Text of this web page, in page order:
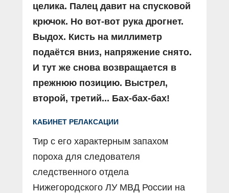
целика. Палец давит на cпусковой
крючок. Но вот-вот рука дрогнет.
Выдох. Кисть на миллиметр
подаётся вниз, напряжение снято.
И тут же снова возвращается в
прежнюю позицию. Выстрел,
второй, третий... Бах-бах-бах!
КАБИНЕТ РЕЛАКСАЦИИ
Тир с его характерным запахом
пороха для следователя
следственного отдела
Нижегородского ЛУ МВД России на